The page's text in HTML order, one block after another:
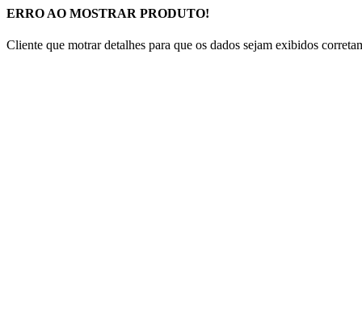
ERRO AO MOSTRAR PRODUTO!
Cliente que motrar detalhes para que os dados sejam exibidos